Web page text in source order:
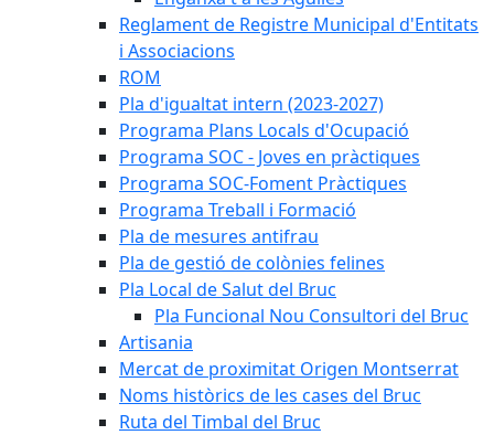
Reglament de Registre Municipal d'Entitats
i Associacions
ROM
Pla d'igualtat intern (2023-2027)
Programa Plans Locals d'Ocupació
Programa SOC - Joves en pràctiques
Programa SOC-Foment Pràctiques
Programa Treball i Formació
Pla de mesures antifrau
Pla de gestió de colònies felines
Pla Local de Salut del Bruc
Pla Funcional Nou Consultori del Bruc
Artisania
Mercat de proximitat Origen Montserrat
Noms històrics de les cases del Bruc
Ruta del Timbal del Bruc